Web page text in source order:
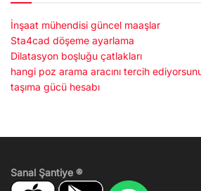
İnşaat mühendisi güncel maaşlar
Sta4cad döşeme ayarlama
Dilatasyon boşluğu çatlakları
hangi poz arama aracını tercih
taşıma gücü hesabı
Sanal Şantiye ®